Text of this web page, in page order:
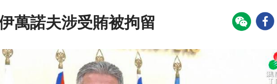
萬諾夫涉受賄被拘留